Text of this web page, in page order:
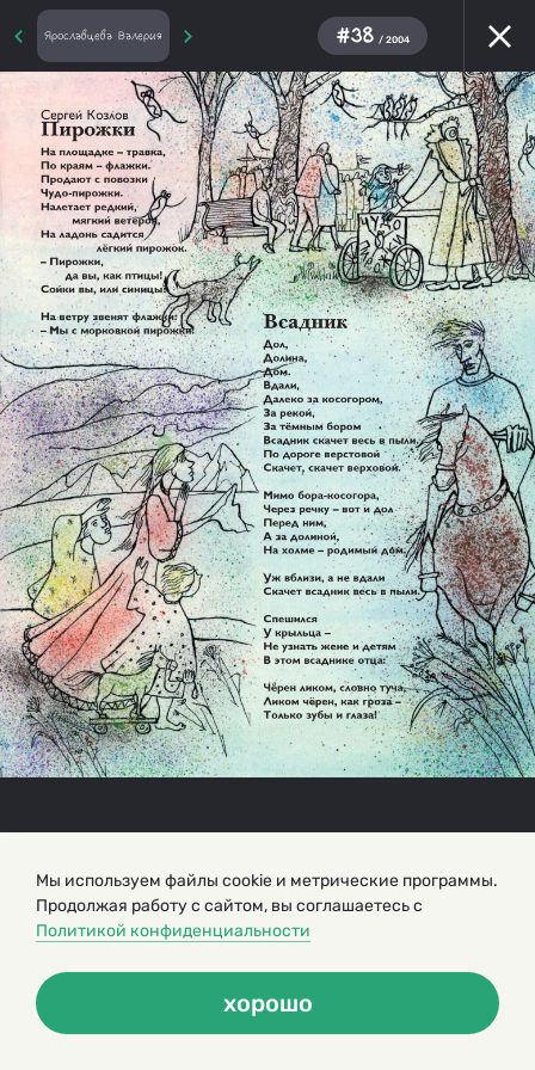
Ярославцева Валерия #38 / 2004
Мы используем файлы cookie и метрические программы.
Продолжая работу с сайтом, вы соглашаетесь с
Политикой конфиденциальности
хорошо